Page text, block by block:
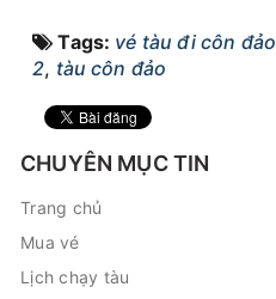
Tags: vé tàu đi côn đảo
2, tàu côn đảo
CHUYÊN MỤC TIN
Trang chủ
Mua vé
Lịch chạy tàu